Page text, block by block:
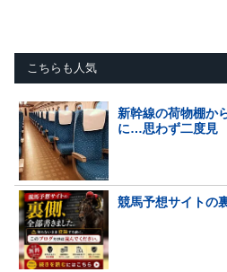
こちらも人気
新幹線の荷物棚か
に…思わず二度見
競馬予想サイトの